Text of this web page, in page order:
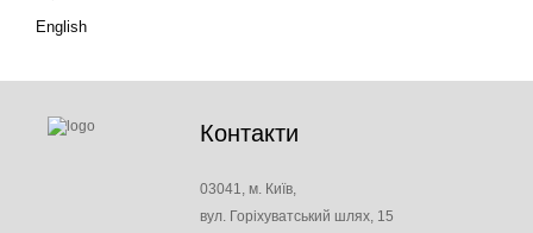
English
Контакти
03041, м. Київ,
вул. Горіхуватський шлях, 15